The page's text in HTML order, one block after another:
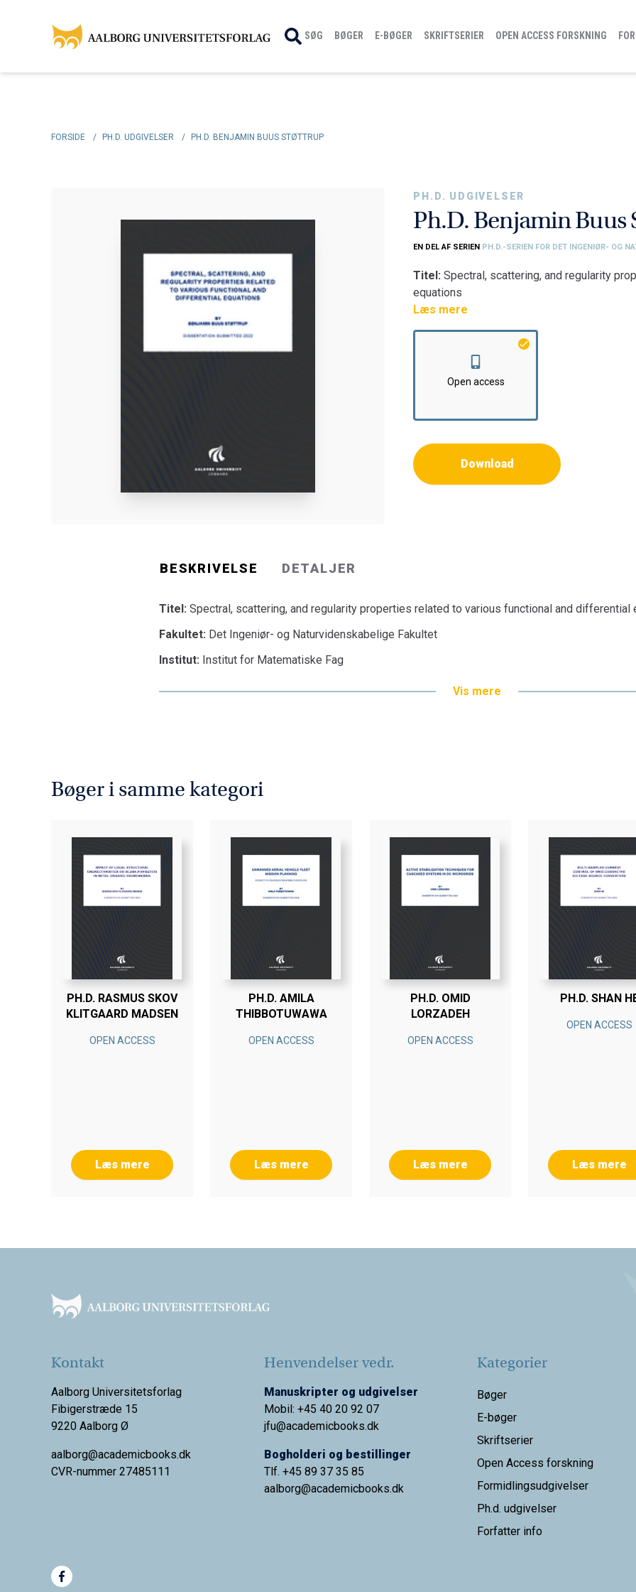
SØG BØGER E-BØGER SKRIFTSERIER OPEN ACCESS FORSKNING
FORSIDE / PH.D. UDGIVELSER / PH.D. BENJAMIN BUUS STØTTRUP
PH.D. UDGIVELSER
Ph.D. Benjamin Buus
EN DEL AF SERIEN PH.D.-SERIEN FOR DET INGENIØR- OG
Titel:Spectral, scattering, and regularity
equations
Fakultet:Det Ingeniør- og
Institut for Matematiske Fag
Læs mere
Open access
Download
BESKRIVELSE DETALJER
Titel: Spectral, scattering, and regularity properties related to various functional and differential
Fakultet: Det Ingeniør- og Naturvidenskabelige Fakultet
Institut: Institut for Matematiske Fag
Vis mere
Bøger i samme kategori
PH.D. RASMUS SKOV
KLITGAARD MADSEN
OPEN ACCESS
Læs mere
PH.D. AMILA
THIBBOTUWAWA
OPEN ACCESS
Læs mere
PH.D. OMID
LORZADEH
OPEN ACCESS
Læs mere
PH.D. SHAN
OPEN ACCESS
Læs mere
Kontakt
Aalborg Universitetsforlag
Fibigerstræde 15
9220 Aalborg Ø
aalborg@academicbooks.dk
CVR-nummer 27485111
Henvendelser vedr.
Manuskripter og udgivelser
Mobil: +45 40 20 92 07
jfu@academicbooks.dk
Bogholderi og bestillinger
Tlf. +45 89 37 35 85
aalborg@academicbooks.dk
Kategorier
Bøger
E-bøger
Skriftserier
Open Access forskning
Formidlingsudgivelser
Ph.d. udgivelser
Forfatter info